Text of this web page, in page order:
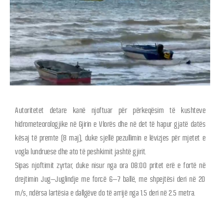
Autoritetet detare kanë njoftuar për përkeqësim të kushteve
hidrometeorologjike në Gjirin e Vlorës dhe në det të hapur gjatë datës
kësaj të premte (8 maj), duke sjellë pezullimin e lëvizjes për mjetet e
vogla lundruese dhe ato të peshkimit jashtë gjirit.
Sipas njoftimit zyrtar, duke nisur nga ora 08:00 pritet erë e fortë në
drejtimin Jug–Juglindje me forcë 6–7 ballë, me shpejtësi deri në 20
m/s, ndërsa lartësia e dallgëve do të arrijë nga 1.5 deri në 2.5 metra.